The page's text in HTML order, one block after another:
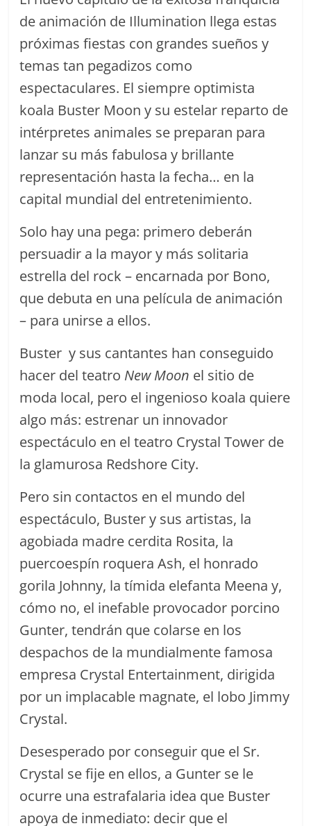
de animación de Illumination llega estas
próximas fiestas con grandes sueños y
temas tan pegadizos como
espectaculares. El siempre optimista
koala Buster Moon y su estelar reparto de
intérpretes animales se preparan para
lanzar su más fabulosa y brillante
representación hasta la fecha… en la
capital mundial del entretenimiento.
Solo hay una pega: primero deberán
persuadir a la mayor y más solitaria
estrella del rock – encarnada por Bono,
que debuta en una película de animación
– para unirse a ellos.
Buster y sus cantantes han conseguido
hacer del teatro New Moon el sitio de
moda local, pero el ingenioso koala quiere
algo más: estrenar un innovador
espectáculo en el teatro Crystal Tower de
la glamurosa Redshore City.
Pero sin contactos en el mundo del
espectáculo, Buster y sus artistas, la
agobiada madre cerdita Rosita, la
puercoespín roquera Ash, el honrado
gorila Johnny, la tímida elefanta Meena y,
cómo no, el inefable provocador porcino
Gunter, tendrán que colarse en los
despachos de la mundialmente famosa
empresa Crystal Entertainment, dirigida
por un implacable magnate, el lobo Jimmy
Crystal.
Desesperado por conseguir que el Sr.
Crystal se fije en ellos, a Gunter se le
ocurre una estrafalaria idea que Buster
apoya de inmediato: decir que el